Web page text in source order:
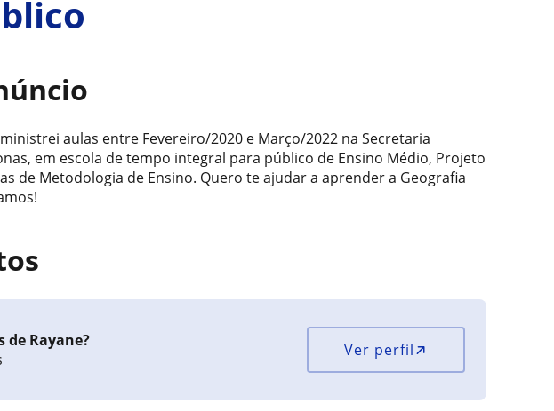
aulas entre Fevereiro/2020 e Março/2022 na Secretaria
em escola de tempo integral para público de Ensino Médio, Projeto
de Metodologia de Ensino. Quero te ajudar a aprender a Geografia
de Rayane?
Ver perfil